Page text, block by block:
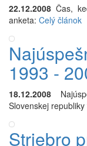
22.12.2008 Čas,
anketa: Celý článok
1993 -
18.12.2008
Slovenskej
Striebro